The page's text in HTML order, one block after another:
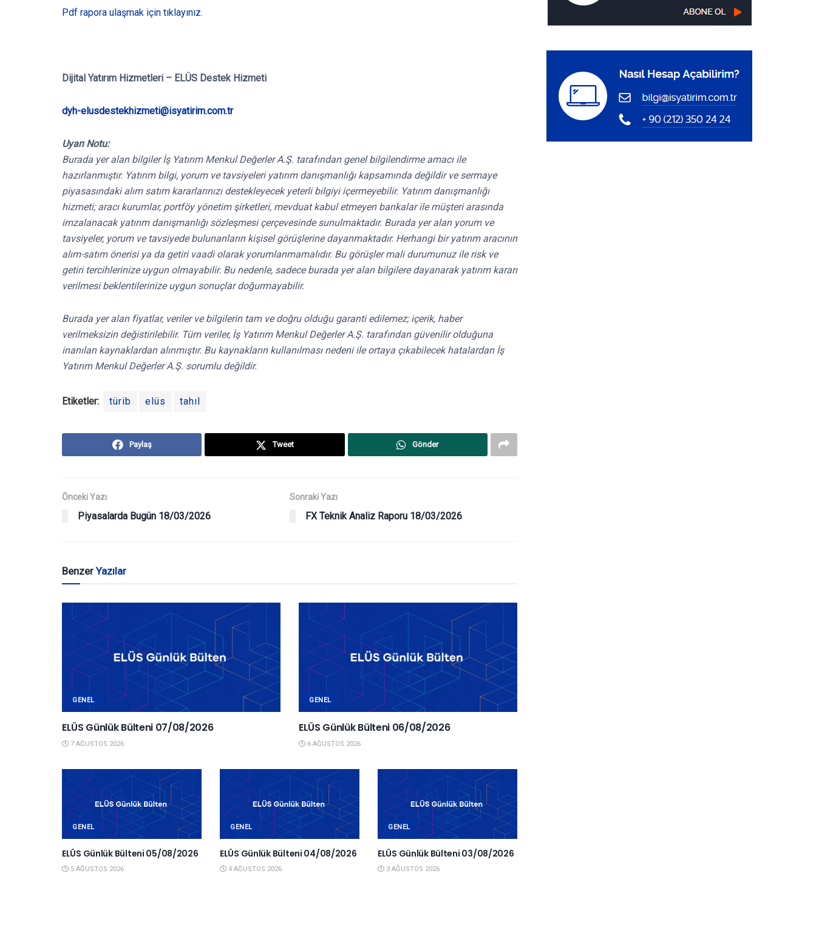
Pdf rapora ulaşmak için tıklayınız.
Dijital Yatırım Hizmetleri – ELÜS Destek Hizmeti
dyh-elusdestekhizmeti@isyatirim.com.tr
Uyarı Notu:
Burada yer alan bilgiler İş Yatırım Menkul Değerler A.Ş. tarafından genel bilgilendirme amacı ile
hazırlanmıştır. Yatırım bilgi, yorum ve tavsiyeleri yatırım danışmanlığı kapsamında değildir ve sermaye
piyasasındaki alım satım kararlarınızı destekleyecek yeterli bilgiyi içermeyebilir. Yatırım danışmanlığı
hizmeti; aracı kurumlar, portföy yönetim şirketleri, mevduat kabul etmeyen bankalar ile müşteri arasında
imzalanacak yatırım danışmanlığı sözleşmesi çerçevesinde sunulmaktadır. Burada yer alan yorum ve
tavsiyeler, yorum ve tavsiyede bulunanların kişisel görüşlerine dayanmaktadır. Herhangi bir yatırım aracının
alım-satım önerisi ya da getiri vaadi olarak yorumlanmamalıdır. Bu görüşler mali durumunuz ile risk ve
getiri tercihlerinize uygun olmayabilir. Bu nedenle, sadece burada yer alan bilgilere dayanarak yatırım kararı
verilmesi beklentilerinize uygun sonuçlar doğurmayabilir.
Burada yer alan fiyatlar, veriler ve bilgilerin tam ve doğru olduğu garanti edilemez; içerik, haber
verilmeksizin değistirilebilir. Tüm veriler, İş Yatırım Menkul Değerler A.Ş. tarafından güvenilir olduğuna
inanılan kaynaklardan alınmıştır. Bu kaynakların kullanılması nedeni ile ortaya çıkabilecek hatalardan İş
Yatırım Menkul Değerler A.Ş. sorumlu değildir.
Etiketler: türib elüs tahıl
Paylaş Tweet Gönder
Önceki Yazı
Piyasalarda Bugün 18/03/2026
Sonraki Yazı
FX Teknik Analiz Raporu 18/03/2026
BenzerYazılar
GENEL
ELÜS Günlük Bülteni 07/08/2026
7 AĞUSTOS 2026
GENEL
ELÜS Günlük Bülteni 06/08/2026
6 AĞUSTOS 2026
GENEL
ELÜS Günlük Bülteni 05/08/2026
5 AĞUSTOS 2026
GENEL
ELÜS Günlük Bülteni 04/08/2026
4 AĞUSTOS 2026
GENEL
ELÜS Günlük Bülteni 03/08/2026
3 AĞUSTOS 2026